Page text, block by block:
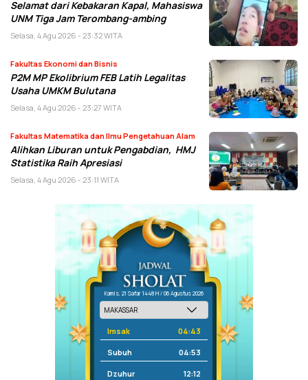
Selamat dari Kebakaran Kapal, Mahasiswa
UNM Tiga Jam Terombang-ambing
Selasa, 4 Agu 2026 - 23:32 WITA
Fakultas Ekonomi dan Bisnis
P2M MP Ekolibrium FEB Latih Legalitas
Usaha UMKM Bulutana
Selasa, 4 Agu 2026 - 23:27 WITA
Fakultas Matematika dan Ilmu Pengetahuan Alam
Alihkan Liburan untuk Pengabdian, HMJ
Statistika Raih Apresiasi
Selasa, 4 Agu 2026 - 23:11 WITA
Kamis, 21 Safar 1448 H / 06 Agustus 2026
Imsak 04:43
Subuh 04:53
Dzuhur 12:12